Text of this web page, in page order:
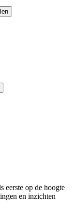
eerste op de hoogte
en inzichten